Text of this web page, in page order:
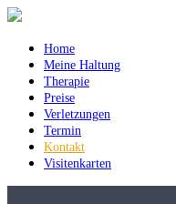
Home
Meine Haltung
Therapie
Preise
Verletzungen
Termin
Kontakt
Visitenkarten